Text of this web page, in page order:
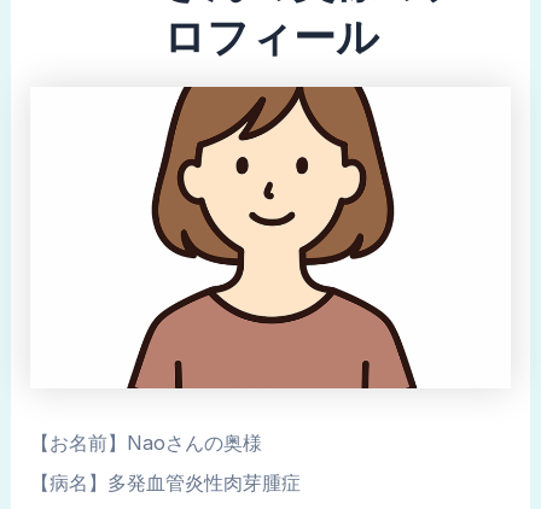
ロフィール
【お名前】Naoさんの奥様
【病名】多発血管炎性肉芽腫症